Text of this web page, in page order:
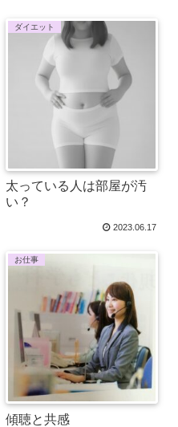
ダイエット
太っている人は部屋が汚
い？
2023.06.17
お仕事
傾聴と共感